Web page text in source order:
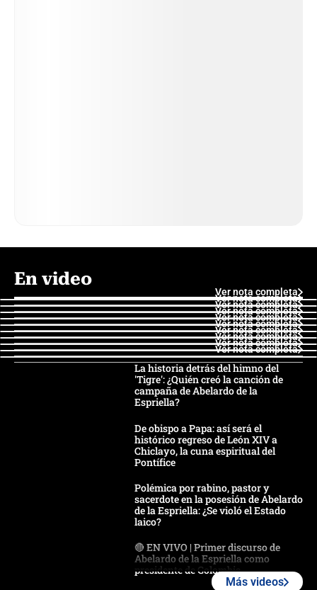
En video
Ver nota completa
Ver nota completa
Ver nota completa
Ver nota completa
Ver nota completa
Ver nota completa
Ver nota completa
Ver nota completa
Ver nota completa
Ver nota completa
La historia detrás del himno del
'Tigre': ¿Quién creó la canción de
campaña de Abelardo de la
Espriella?
De obispo a Papa: así será el
histórico regreso de León XIV a
Chiclayo, la cuna espiritual del
Pontífice
Polémica por rabino, pastor y
sacerdote en la posesión de Abelardo
de la Espriella: ¿Se violó el Estado
laico?
🔴 EN VIVO | Primer discurso de
Abelardo de la Espriella como
presidente de Colombia
Más videos